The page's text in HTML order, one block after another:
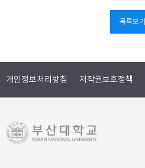
목록보기
개인정보처리방침 저작권보호정책